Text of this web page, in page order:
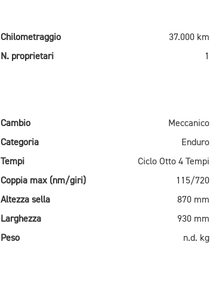
Chilometraggio
37.000 km
N. proprietari 1
Cambio
Meccanico
Categoria
Enduro
Tempi
Ciclo Otto 4 Tempi
Coppia max (nm/giri)
115/720
Altezza sella
870 mm
Larghezza
930 mm
Peso n.d. kg